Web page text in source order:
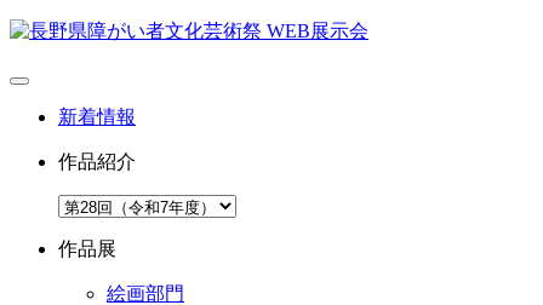
新着情報
作品紹介
作品展
絵画部門